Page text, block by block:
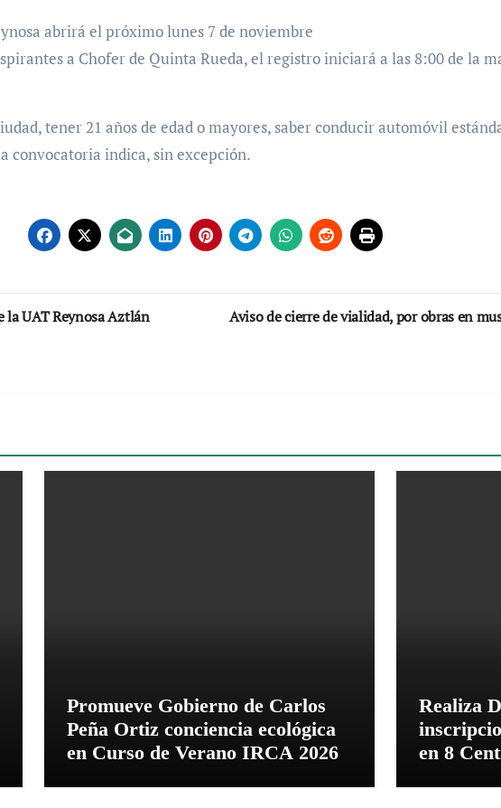
abrirá el próximo lunes 7 de noviembre
a Chofer de Quinta Rueda, el registro iniciará a las 8:00 de la
tener 21 años de edad o mayores, saber conducir automóvil
convocatoria indica, sin excepción.
la UAT Reynosa Aztlán Aviso de cierre de vialidad, por obras en
Promueve Gobierno de Carlos
Peña Ortiz conciencia ecológica
en Curso de Verano IRCA 2026
Realiza
en 8